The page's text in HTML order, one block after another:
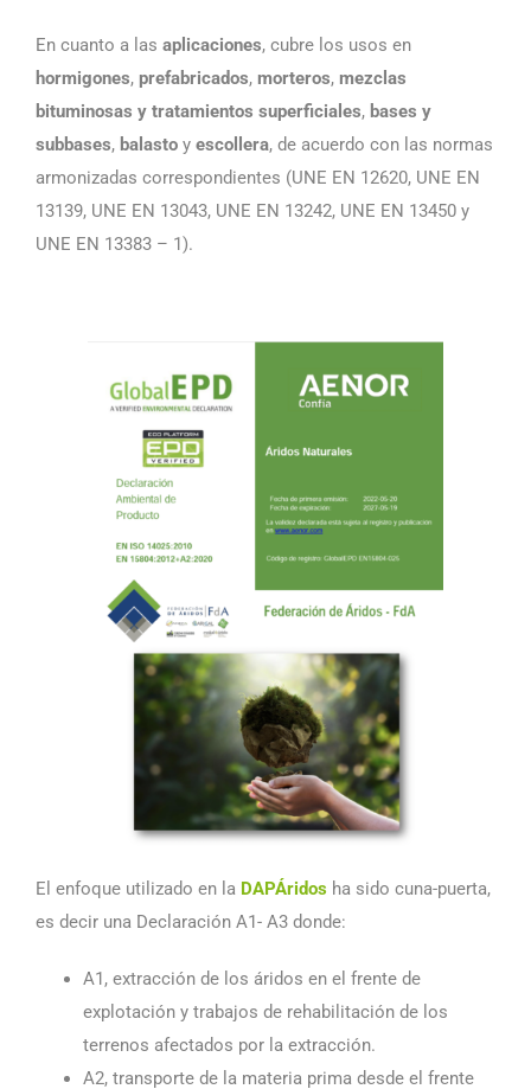
En cuanto a las aplicaciones, cubre los usos en
hormigones, prefabricados, morteros, mezclas
bituminosas y tratamientos superficiales, bases y
subbases, balasto y escollera, de acuerdo con las normas
armonizadas correspondientes (UNE EN 12620, UNE EN
13139, UNE EN 13043, UNE EN 13242, UNE EN 13450 y
UNE EN 13383 – 1).
El enfoque utilizado en la DAPÁridos ha sido cuna-puerta,
es decir una Declaración A1- A3 donde:
A1, extracción de los áridos en el frente de
explotación y trabajos de rehabilitación de los
terrenos afectados por la extracción.
A2, transporte de la materia prima desde el frente